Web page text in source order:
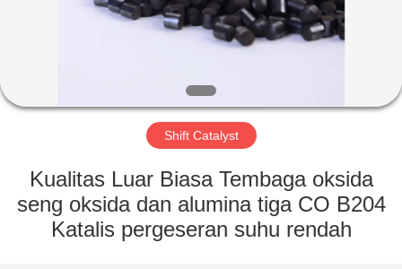
TENTANG
TUR
KONTROL
KUALITAS
Shift Catalyst
Kualitas Luar Biasa Tembaga oksida
seng oksida dan alumina tiga CO B204
Katalis pergeseran suhu rendah